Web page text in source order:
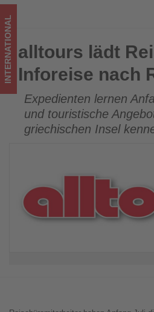
Wissen,
was
im
Tourismus
los
ist!
alltours lädt Reisebüros zu Inforeise nach
INTERNATIONAL alltours lädt
Inforeise nach
Expedienten lernen
und touristische
griechischen Insel